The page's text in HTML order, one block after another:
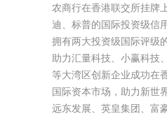
农商行在香港联交所挂牌
迪、标普的国际投资级信
拥有两大投资级国际评级
助力汇量科技、小赢科技
等大湾区创新企业成功在
国际资本市场，助力新世
远东发展、英皇集团、富